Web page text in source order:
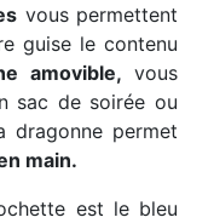
vous permettent
guise le contenu
amovible, vous
sac de soirée ou
dragonne permet
main.
est le bleu